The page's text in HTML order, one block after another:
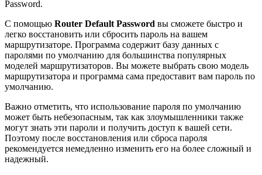
Password.
С помощью Router Default Password вы сможете быстро и
легко восстановить или сбросить пароль на вашем
маршрутизаторе. Программа содержит базу данных с
паролями по умолчанию для большинства популярных
моделей маршрутизаторов. Вы можете выбрать свою модель
маршрутизатора и программа сама предоставит вам пароль по
умолчанию.
Важно отметить, что использование пароля по умолчанию
может быть небезопасным, так как злоумышленники также
могут знать эти пароли и получить доступ к вашей сети.
Поэтому после восстановления или сброса пароля
рекомендуется немедленно изменить его на более сложный и
надежный.